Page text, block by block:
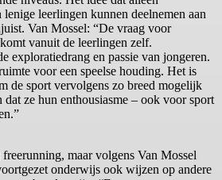
leerlingen kunnen deelnemen aan
Van Mossel: “De vraag voor
vanuit de leerlingen zelf.
exploratiedrang en passie van jongeren.
voor een speelse houding. Het is
de sport vervolgens zo breed mogelijk
dat ze hun enthousiasme – ook voor sport
maar volgens Van Mossel
onderwijs ook wijzen op andere